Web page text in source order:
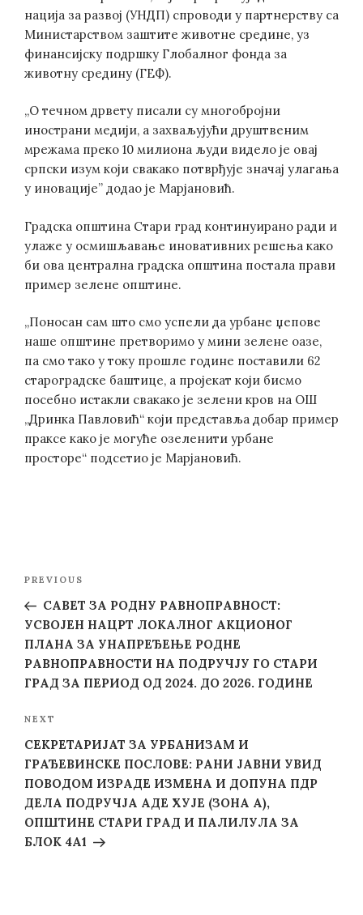
нација за развој (УНДП) спроводи у партнерству са
Министарством заштите животне средине, уз
финансијску подршку Глобалног фонда за
животну средину (ГЕФ).
„О течном дрвету писали су многобројни
инострани медији, а захваљујући друштвеним
мрежама преко 10 милиона људи видело је овај
српски изум који свакако потврђује значај улагања
у иновације” додао је Марјановић.
Градска општина Стари град континуирано ради и
улаже у осмишљавање иновативних решења како
би ова централна градска општина постала прави
пример зелене општине.
„Поносан сам што смо успели да урбане џепове
наше општине претворимо у мини зелене оазе,
па смо тако у току прошле године поставили 62
староградске баштице, а пројекат који бисмо
посебно истакли свакако је зелени кров на ОШ
„Дринка Павловић“ који представља добар пример
праксе како је могуће озеленити урбане
просторе“ подсетио је Марјановић.
Post
Previous
Post
PREVIOUS
САВЕТ ЗА РОДНУ РАВНОПРАВНОСТ:
УСВОЈЕН НАЦРТ ЛОКАЛНОГ АКЦИОНОГ
ПЛАНА ЗА УНАПРЕЂЕЊЕ РОДНЕ
РАВНОПРАВНОСТИ НА ПОДРУЧЈУ ГО СТАРИ
ГРАД ЗА ПЕРИОД ОД 2024. ДО 2026. ГОДИНЕ
Next
Post
NEXT
СЕКРЕТАРИЈАТ ЗА УРБАНИЗАМ И
ГРАЂЕВИНСКЕ ПОСЛОВЕ: РАНИ ЈАВНИ УВИД
ПОВОДОМ ИЗРАДЕ ИЗМЕНА И ДОПУНА ПДР
ДЕЛА ПОДРУЧЈА АДЕ ХУЈЕ (ЗОНА А),
ОПШТИНЕ СТАРИ ГРАД И ПАЛИЛУЛА ЗА
БЛОК 4А1